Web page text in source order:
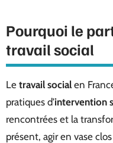
Pourquoi le
travail social
Le travail social en
pratiques d’intervention
rencontrées et la
présent, agir en vase clos